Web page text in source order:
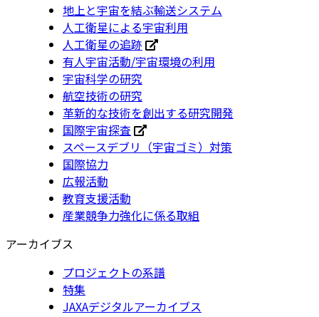
地上と宇宙を結ぶ輸送システム
人工衛星による宇宙利用
人工衛星の追跡
有人宇宙活動/宇宙環境の利用
宇宙科学の研究
航空技術の研究
革新的な技術を創出する研究開発
国際宇宙探査
スペースデブリ（宇宙ゴミ）対策
国際協力
広報活動
教育支援活動
産業競争力強化に係る取組
アーカイブス
プロジェクトの系譜
特集
JAXAデジタルアーカイブス